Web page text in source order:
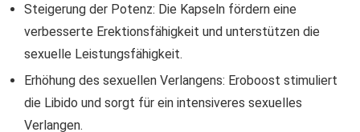
Steigerung der Potenz: Die Kapseln fördern eine
verbesserte Erektionsfähigkeit und unterstützen die
sexuelle Leistungsfähigkeit.
Erhöhung des sexuellen Verlangens: Eroboost stimuliert
die Libido und sorgt für ein intensiveres sexuelles
Verlangen.